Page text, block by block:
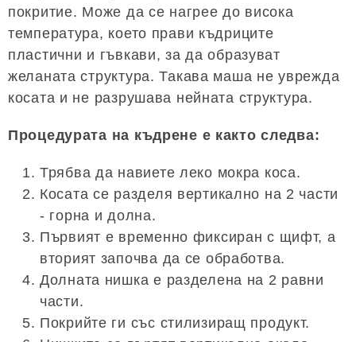
покритие. Може да се нагрее до висока
температура, което прави къдриците
пластични и гъвкави, за да образуват
желаната структура. Такава маша не уврежда
косата и не разрушава нейната структура.
Процедурата на къдрене е както следва:
Трябва да навиете леко мокра коса.
Косата се разделя вертикално на 2 части
- горна и долна.
Първият е временно фиксиран с щифт, а
вторият започва да се обработва.
Долната нишка е разделена на 2 равни
части.
Покрийте ги със стилизиращ продукт.